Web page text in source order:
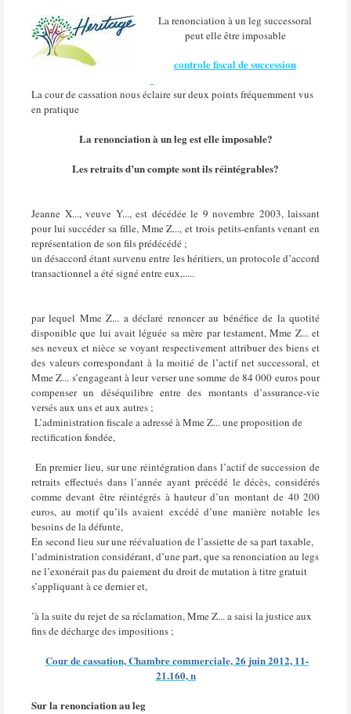
La renonciation à un leg successoral
peut elle être imposable
controle fiscal de succession
La cour de cassation nous éclaire sur deux points fréquemment vus
en pratique
La renonciation à un leg est elle imposable?
Les retraits d’un compte sont ils réintégrables?
Jeanne X..., veuve Y..., est décédée le 9 novembre 2003, laissant
pour lui succéder sa fille, Mme Z..., et trois petits-enfants venant en
représentation de son fils prédécédé ;
un désaccord étant survenu entre les héritiers, un protocole d’accord
transactionnel a été signé entre eux,.....
par lequel Mme Z... a déclaré renoncer au bénéfice de la quotité
disponible que lui avait léguée sa mère par testament, Mme Z... et
ses neveux et nièce se voyant respectivement attribuer des biens et
des valeurs correspondant à la moitié de l’actif net successoral, et
Mme Z... s’engageant à leur verser une somme de 84 000 euros pour
compenser un déséquilibre entre des montants d’assurance-vie
versés aux uns et aux autres ;
L’administration fiscale a adressé à Mme Z... une proposition de
rectification fondée,
En premier lieu, sur une réintégration dans l’actif de succession de
retraits effectués dans l’année ayant précédé le décès, considérés
comme devant être réintégrés à hauteur d’un montant de 40 200
euros, au motif qu’ils avaient excédé d’une manière notable les
besoins de la défunte,
En second lieu sur une réévaluation de l’assiette de sa part taxable,
l’administration considérant, d’une part, que sa renonciation au legs
ne l’exonérait pas du paiement du droit de mutation à titre gratuit
s’appliquant à ce dernier et,
’à la suite du rejet de sa réclamation, Mme Z... a saisi la justice aux
fins de décharge des impositions ;
Cour de cassation, Chambre commerciale, 26 juin 2012, 11-
21.160, n
Sur la renonciation au leg